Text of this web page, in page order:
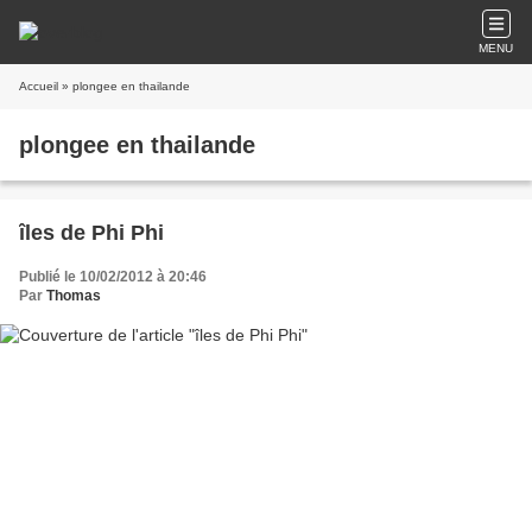
MENU
Accueil » plongee en thailande
plongee en thailande
îles de Phi Phi
Publié le 10/02/2012 à 20:46
Par Thomas